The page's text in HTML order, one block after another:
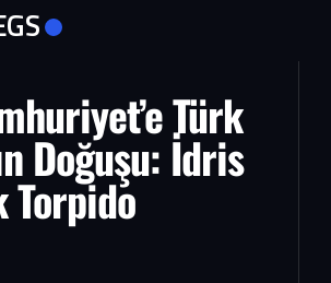
Türk
Doğuşu: İdris
Torpido